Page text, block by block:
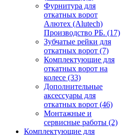
Фурнитура для
откатных ворот
Алютех (Alutech)
Производство РБ. (17)
Зубчатые рейки для
откатных ворот (7)
Комплектующие для
откатных ворот на
колесе (33)
Дополнительные
аксессуары для
откатных ворот (46)
Монтажные и
сервисные работы (2)
Комплектующие для